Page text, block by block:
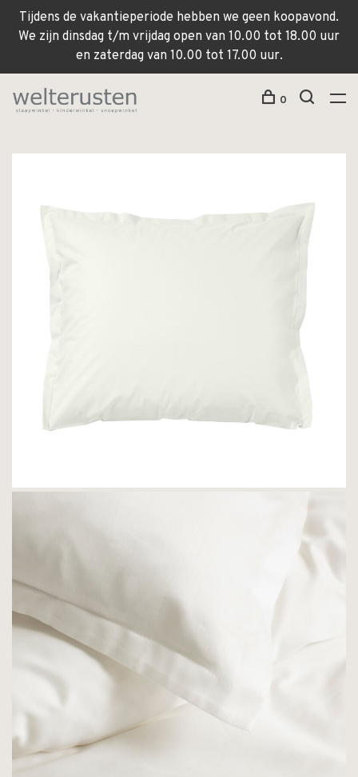
Tijdens de vakantieperiode hebben we geen koopavond.
We zijn dinsdag t/m vrijdag open van 10.00 tot 18.00 uur
en zaterdag van 10.00 tot 17.00 uur.
0